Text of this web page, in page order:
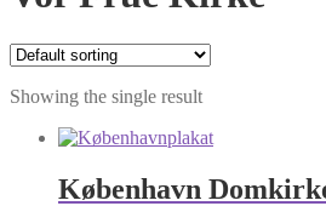
Showing the single result
København